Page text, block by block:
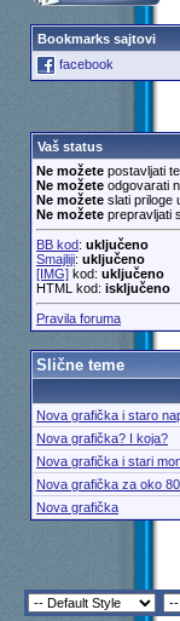
Bookmarks sajtovi
facebook
Vaš status
Ne možetepostavljati
Ne možeteodgovarati
Ne možeteslati priloge
Ne možeteprepravljati
BB kod: uključeno
Smajliji: uključeno
[IMG]kod: uključeno
HTML kod: isključeno
Pravila foruma
Slične teme
Nova grafička i staro
Nova grafička? I koja?
Nova grafička i stari
Nova grafička za oko
Nova grafička